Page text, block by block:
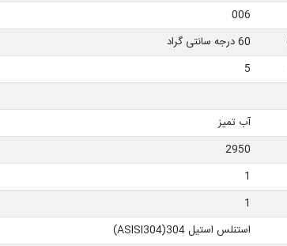
006
60 درجه سانتی گراد
5
آب تمیز
2950
1
1
استنلس استیل ASISI304)304)